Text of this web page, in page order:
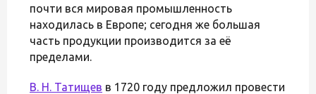
почти вся мировая промышленность
находилась в Европе; сегодня же большая
часть продукции производится за её
пределами.
В. Н. Татищев в 1720 году предложил провести